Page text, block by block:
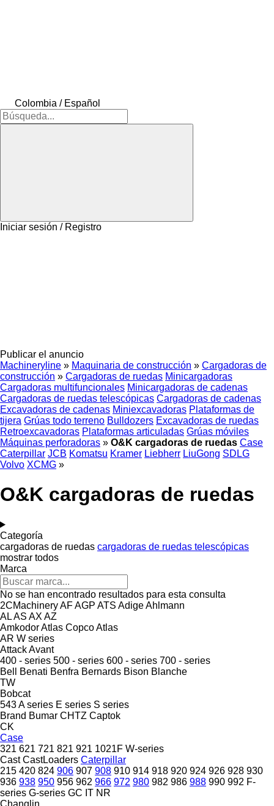
Colombia / Español
Iniciar sesión / Registro
Publicar el anuncio
Machineryline » Maquinaria de construcción » Cargadoras de
construcción » Cargadoras de ruedas Minicargadoras
Cargadoras multifuncionales Minicargadoras de cadenas
Cargadoras de ruedas telescópicas Cargadoras de cadenas
Excavadoras de cadenas Miniexcavadoras Plataformas de
tijera Grúas todo terreno Bulldozers Excavadoras de ruedas
Retroexcavadoras Plataformas articuladas Grúas móviles
Máquinas perforadoras » O&K cargadoras de ruedas Case
Caterpillar JCB Komatsu Kramer Liebherr LiuGong SDLG
Volvo XCMG »
O&K cargadoras de ruedas
Categoría
cargadoras de ruedas cargadoras de ruedas telescópicas
mostrar todos
Marca
No se han encontrado resultados para esta consulta
2CMachineryAFAGP ATS AdigeAhlmann
ALAS AX AZ
AmkodorAtlas CopcoAtlas
AR W series
AttackAvant
400 - series 500 - series 600 - series 700 - series
Bell
Benati Benfra Bernards Bison Blanche
TW
Bobcat
543A series E series S series
Brand Bumar CHTZ Captok
CK
Case
321 621 721 821 921 1021F W-series
Cast CastLoaders Caterpillar
215 420 824 906 907 908 910 914 918 920 924 926 928 930
936 938 950 956 962 966 972 980 982 986 988 990 992 F-
series G-series GC IT NR
Changlin